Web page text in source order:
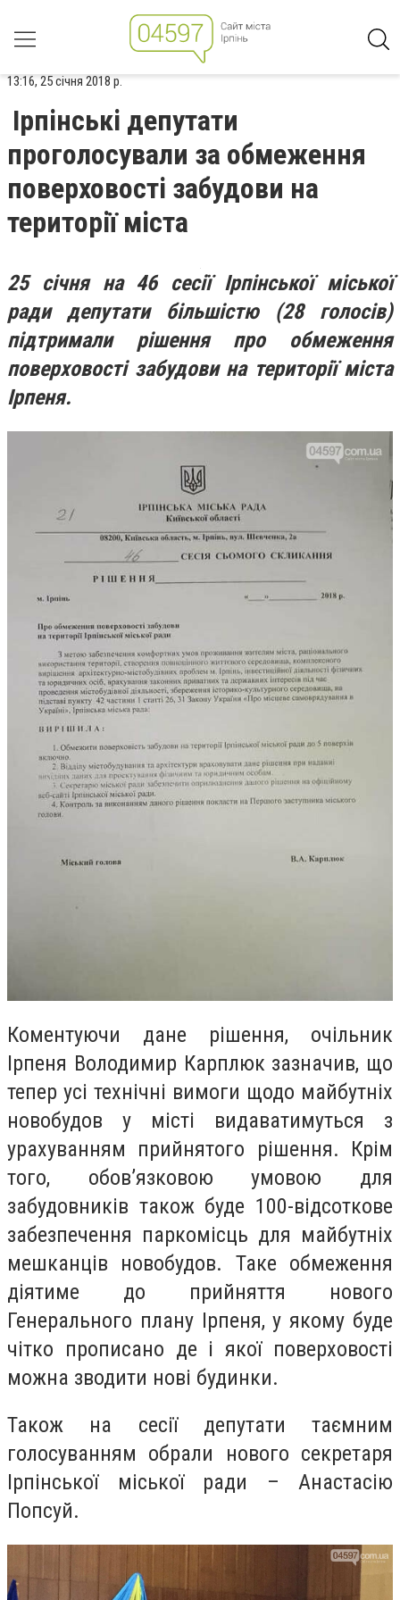
13:16, 25 січня 2018 р.
Ірпінські депутати
проголосували за обмеження
поверховості забудови на
території міста
25 січня на 46 сесії Ірпінської міської
ради депутати більшістю (28 голосів)
підтримали рішення про обмеження
поверховості забудови на території міста
Ірпеня.
Коментуючи дане рішення, очільник
Ірпеня Володимир Карплюк зазначив, що
тепер усі технічні вимоги щодо майбутніх
новобудов у місті видаватимуться з
урахуванням прийнятого рішення. Крім
того, обов’язковою умовою для
забудовників також буде 100-відсоткове
забезпечення паркомісць для майбутніх
мешканців новобудов. Таке обмеження
діятиме до прийняття нового
Генерального плану Ірпеня, у якому буде
чітко прописано де і якої поверховості
можна зводити нові будинки.
Також на сесії депутати таємним
голосуванням обрали нового секретаря
Ірпінської міської ради – Анастасію
Попсуй.